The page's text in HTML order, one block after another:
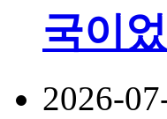
국이
2026-